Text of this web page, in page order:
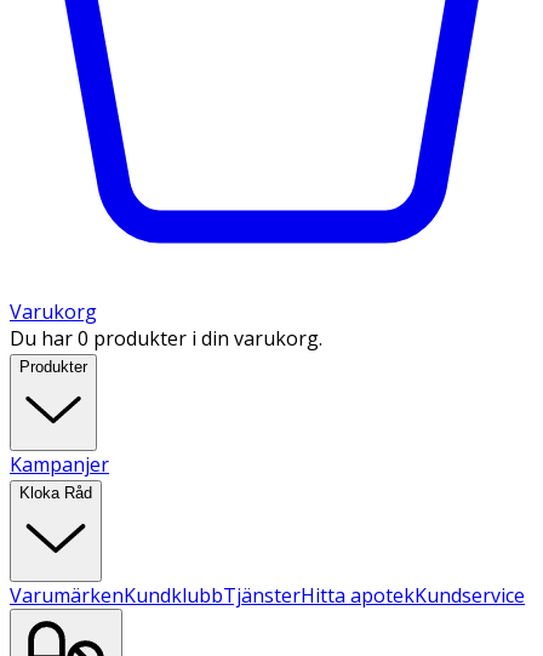
Varukorg
Du har 0 produkter i din varukorg.
Produkter
Kampanjer
Kloka Råd
VarumärkenKundklubbTjänsterHitta apotekKundservice